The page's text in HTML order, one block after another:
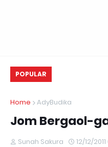
POPULAR
Home AdyBudika
Jom Bergaol-
Sunah Sakura 12/12/